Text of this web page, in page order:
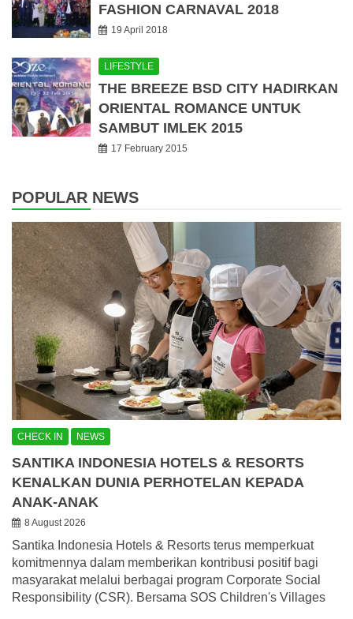
FASHION CARNAVAL 2018
19 April 2018
LIFESTYLE
THE BREEZE BSD CITY HADIRKAN
ORIENTAL ROMANCE UNTUK
SAMBUT IMLEK 2015
17 February 2015
POPULAR NEWS
CHECK IN NEWS
SANTIKA INDONESIA HOTELS & RESORTS
KENALKAN DUNIA PERHOTELAN KEPADA
ANAK-ANAK
8 August 2026
Santika Indonesia Hotels & Resorts terus memperkuat
komitmennya dalam memberikan kontribusi positif bagi
masyarakat melalui berbagai program Corporate Social
Responsibility (CSR). Bersama SOS Children's Villages